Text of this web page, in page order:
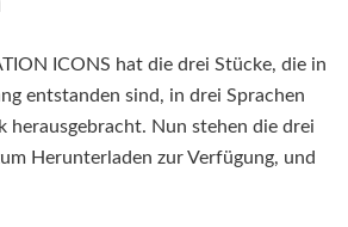
ICONS hat die drei Stücke, die in
entstanden sind, in drei Sprachen
herausgebracht. Nun stehen die drei
Herunterladen zur Verfügung, und